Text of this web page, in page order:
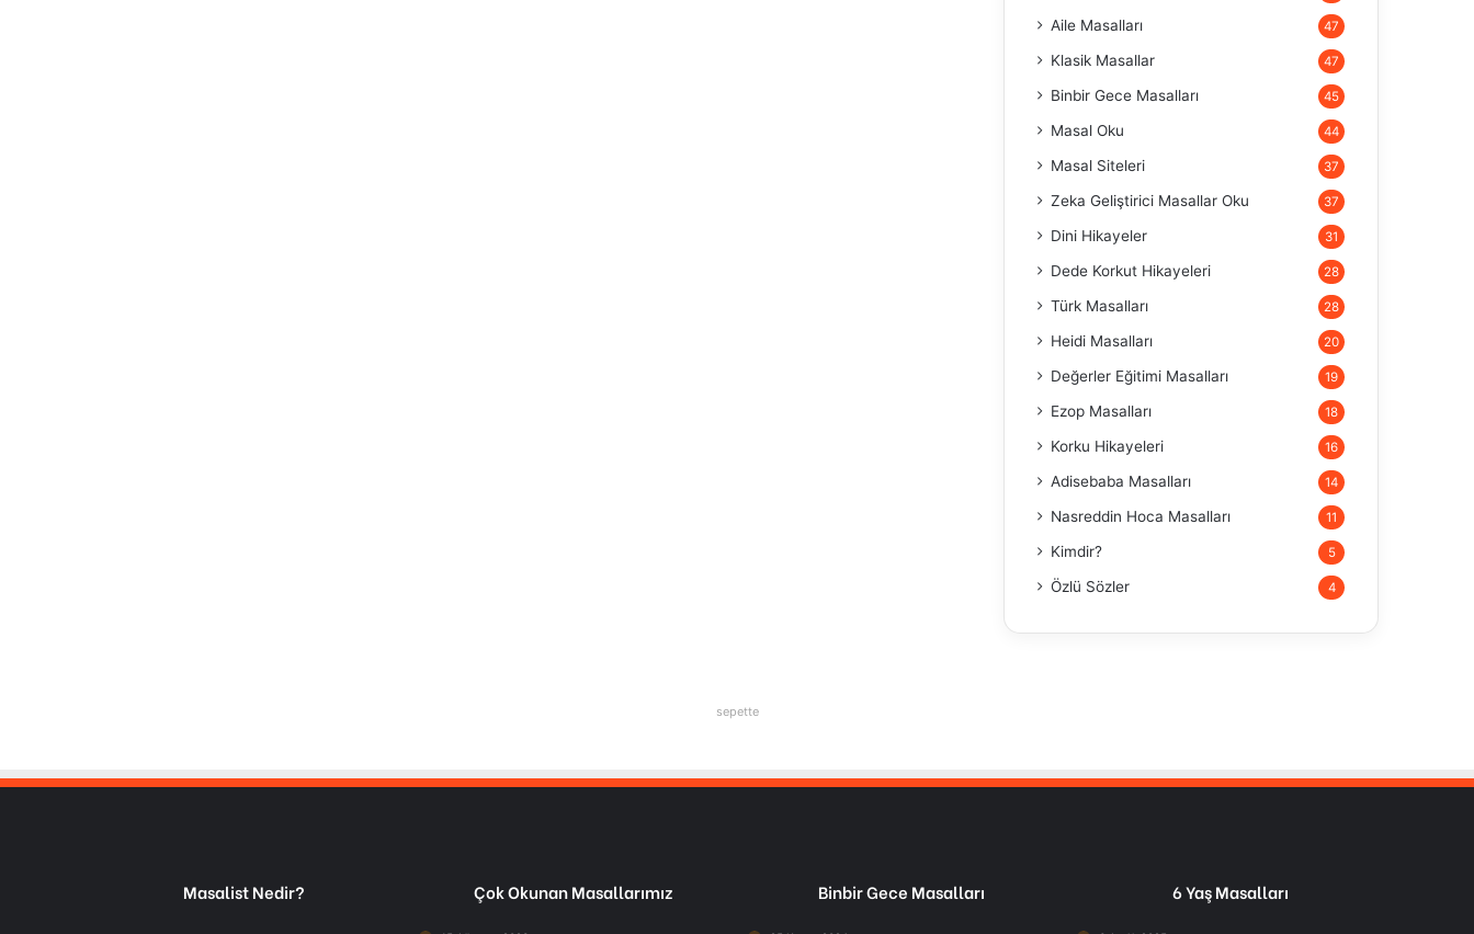
Aile Masalları 47
Klasik Masallar 47
Binbir Gece Masalları 45
Masal Oku 44
Masal Siteleri 37
Zeka Geliştirici Masallar Oku 37
Dini Hikayeler 31
Dede Korkut Hikayeleri 28
Türk Masalları 28
Heidi Masalları 20
Değerler Eğitimi Masalları 19
Ezop Masalları 18
Korku Hikayeleri 16
Adisebaba Masalları 14
Nasreddin Hoca Masalları 11
Kimdir? 5
Özlü Sözler 4
sepette
Masalist Nedir? Çok Okunan Masallarımız Binbir Gece Masalları 6 Yaş Masalları